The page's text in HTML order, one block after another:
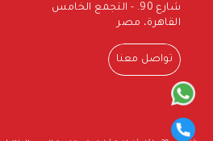
شارع 90. - التجمع الخامس
القاهرة، مصر
تواصل معنا